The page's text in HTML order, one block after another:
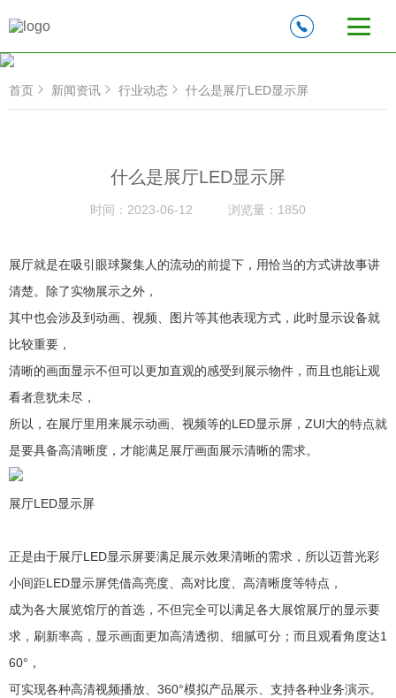
首页 新闻资讯 行业动态 什么是展厅LED显示屏
什么是展厅LED显示屏
时间： 2023-06-12 浏览量： 1850
展厅就是在吸引眼球聚集人的流动的前提下，用恰当的方式讲故事讲
清楚。除了实物展示之外，
其中也会涉及到动画、视频、图片等其他表现方式，此时显示设备就
比较重要，
清晰的画面显示不但可以更加直观的感受到展示物件，而且也能让观
看者意犹未尽，
所以，在展厅里用来展示动画、视频等的LED显示屏，ZUI大的特点就
是要具备高清晰度，才能满足展厅画面展示清晰的需求。
展厅LED显示屏
正是由于展厅LED显示屏要满足展示效果清晰的需求，所以迈普光彩
小间距LED显示屏凭借高亮度、高对比度、高清晰度等特点，
成为各大展览馆厅的首选，不但完全可以满足各大展馆展厅的显示要
求，刷新率高，显示画面更加高清透彻、细腻可分；而且观看角度达1
60°，
可实现各种高清视频播放、360°模拟产品展示、支持各种业务演示。